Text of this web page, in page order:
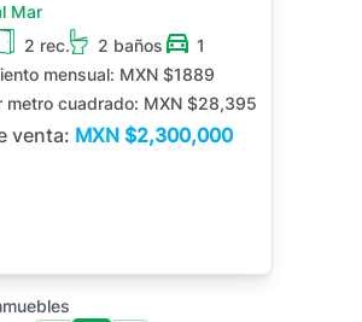
Mar
2 rec. 2 baños
1
mensual: MXN $1889
metro cuadrado: MXN $28,395
venta: MXN $2,300,000